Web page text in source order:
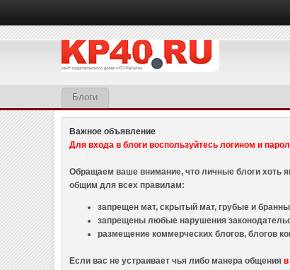
Блоги
Важное объявление
Для входа в блоги воспользуйтесь логином и
Обращаем ваше внимание, что личные блоги хоть
общим для всех правилам:
запрещен мат, скрытый мат, грубые и
запрещены любые нарушения
размещение коммерческих блогов, блогов
Если вас не устраивает чья либо манера общения